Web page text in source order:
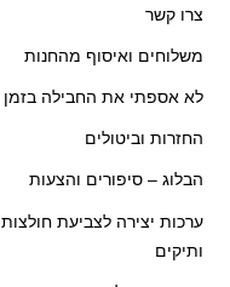
צרו קשר
משלוחים ואיסוף מהחנות
לא אספתי את החבילה בזמן
החזרות וביטולים
הבלוג – סיפורים והצעות
ערכות יצירה לצביעת חולצות
ותיקים